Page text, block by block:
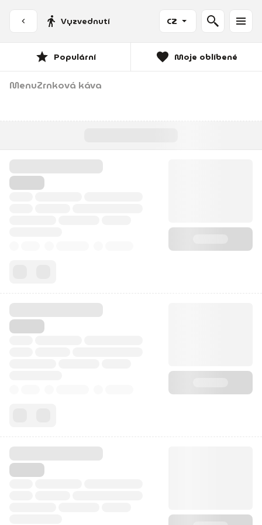
Vyzvednutí CZ
Populární Moje oblíbené
MenuZrnková káva